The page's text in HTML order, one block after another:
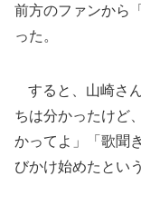
前方のファンから
った。
すると、山崎さ
ちは分かったけど
かってよ」「歌聞
びかけ始めたという